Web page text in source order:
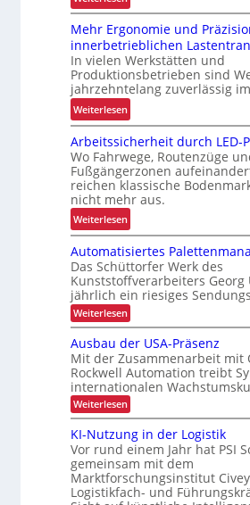
a
d
e
n
w
a
a
g
e
z
u
r
K
I
R
o
b
u
s
t
e
ö
s
u
n
g
f
ü
r
R
e
c
c
l
i
n
g
h
ö
f
e
Mehr Ergonomie und
innerbetrieblichen
In vielen Werkstätten und
Produktionsbetrieben sind
jahrzehntelang zuverlässig
Weiterlesen:
M
e
h
r
E
r
g
o
n
o
m
i
e
u
n
d
P
r
ä
z
i
s
i
Arbeitssicherheit durch LED-
Wo Fahrwege, Routenzüge
Fußgängerzonen
reichen klassische
nicht mehr aus.
Weiterlesen:
A
r
b
e
i
t
s
i
c
h
e
r
h
e
i
Automatisiertes
Das Schüttorfer Werk des
Kunststoffverarbeiters Georg
jährlich ein riesiges
Weiterlesen:
A
t
o
m
a
t
i
i
e
r
t
e
s
Ausbau der USA-Präsenz
Mit der Zusammenarbeit mit
Rockwell Automation treibt
internationalen
Weiterlesen:
A
s
b
a
u
d
KI-Nutzung in der Logistik
Vor rund einem Jahr hat PSI
gemeinsam mit dem
Marktforschungsinstitut
Logistikfach- und